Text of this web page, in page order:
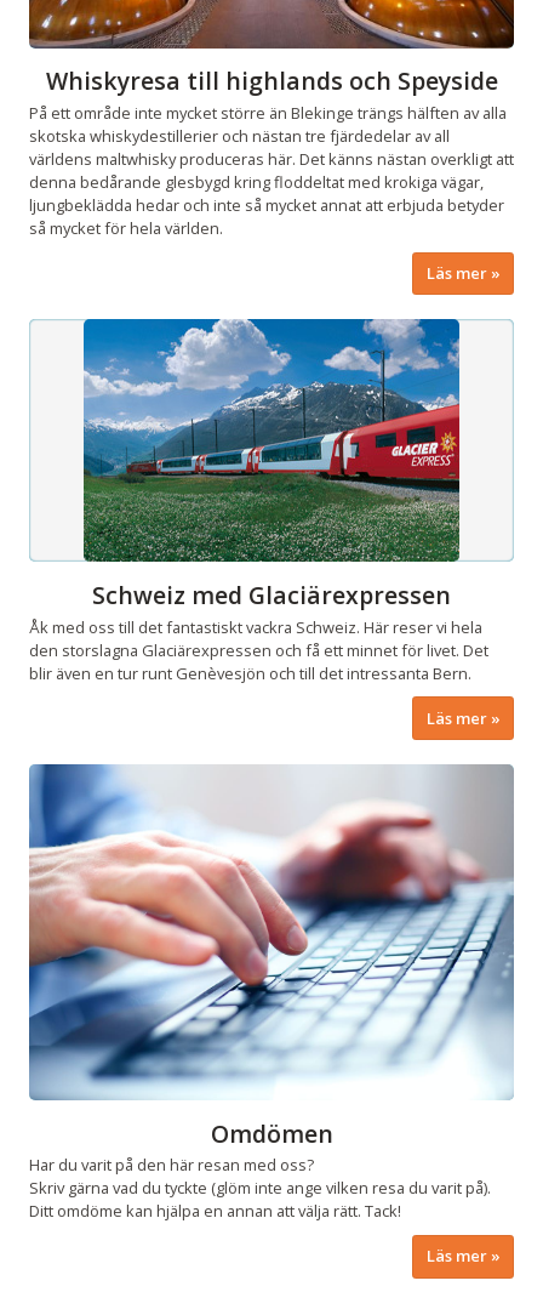
Whiskyresa till highlands och Speyside
På ett område inte mycket större än Blekinge trängs hälften av alla
skotska whiskydestillerier och nästan tre fjärdedelar av all
världens maltwhisky produceras här. Det känns nästan overkligt att
denna bedårande glesbygd kring floddeltat med krokiga vägar,
ljungbeklädda hedar och inte så mycket annat att erbjuda betyder
så mycket för hela världen.
Läs mer
Schweiz med Glaciärexpressen
Åk med oss till det fantastiskt vackra Schweiz. Här reser vi hela
den storslagna Glaciärexpressen och få ett minnet för livet. Det
blir även en tur runt Genèvesjön och till det intressanta Bern.
Läs mer
Omdömen
Har du varit på den här resan med oss?
Skriv gärna vad du tyckte (glöm inte ange vilken resa du varit på).
Ditt omdöme kan hjälpa en annan att välja rätt. Tack!
Läs mer